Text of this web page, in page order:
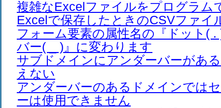
複雑なExcelファイルをプログラム
Excelで保存したときのCSVファイ
フォーム要素の属性名の『ドット(
バー( _ )』に変わります
サブドメインにアンダーバーがあ
えない
アンダーバーのあるドメインでは
ーは使用できません